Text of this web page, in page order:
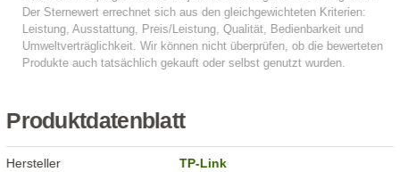
Produktdatenblatt
Hersteller TP-Link